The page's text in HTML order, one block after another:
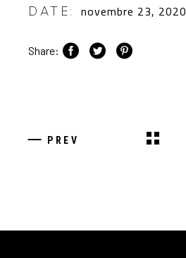
DATE: novembre 23, 2020
Share:
PREV